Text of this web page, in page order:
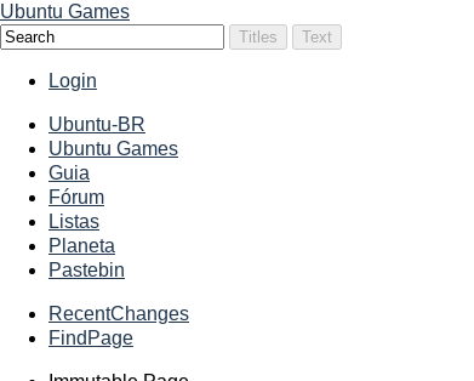
Ubuntu Games
Login
Ubuntu-BR
Ubuntu Games
Guia
Fórum
Listas
Planeta
Pastebin
RecentChanges
FindPage